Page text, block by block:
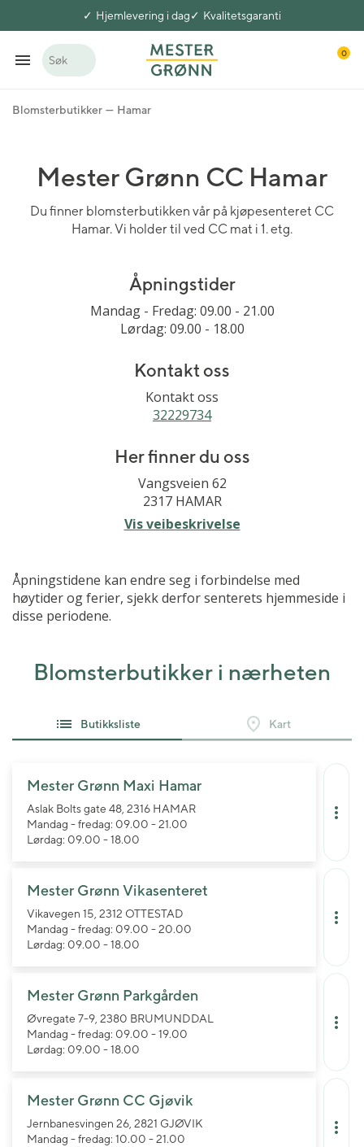
Hjemlevering i dag Kvalitetsgaranti
Søk
0
Blomsterbutikker Hamar
Mester Grønn CC Hamar
Du finner blomsterbutikken vår på kjøpesenteret CC
Hamar. Vi holder til ved CC mat i 1. etg.
Åpningstider
Mandag - Fredag: 09.00 - 21.00
Lørdag: 09.00 - 18.00
Kontakt oss
Kontakt oss
32229734
Her finner du oss
Vangsveien 62
2317 HAMAR
Vis veibeskrivelse
Åpningstidene kan endre seg i forbindelse med
høytider og ferier, sjekk derfor senterets hjemmeside i
disse periodene.
Blomsterbutikker i nærheten
Butikksliste Kart
Mester Grønn Maxi Hamar
Aslak Bolts gate 48, 2316 HAMAR
Mandag - fredag: 09.00 - 21.00
Lørdag: 09.00 - 18.00
Mester Grønn Vikasenteret
Vikavegen 15, 2312 OTTESTAD
Mandag - fredag: 09.00 - 20.00
Lørdag: 09.00 - 18.00
Mester Grønn Parkgården
Øvregate 7-9, 2380 BRUMUNDDAL
Mandag - fredag: 09.00 - 19.00
Lørdag: 09.00 - 18.00
Mester Grønn CC Gjøvik
Jernbanesvingen 26, 2821 GJØVIK
Mandag - fredag: 10.00 - 21.00